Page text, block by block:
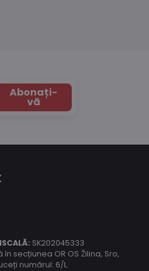
Abonați-
vă
SK202045333
secțiunea OR OS Žilina, Sro,
numărul: 6/L.